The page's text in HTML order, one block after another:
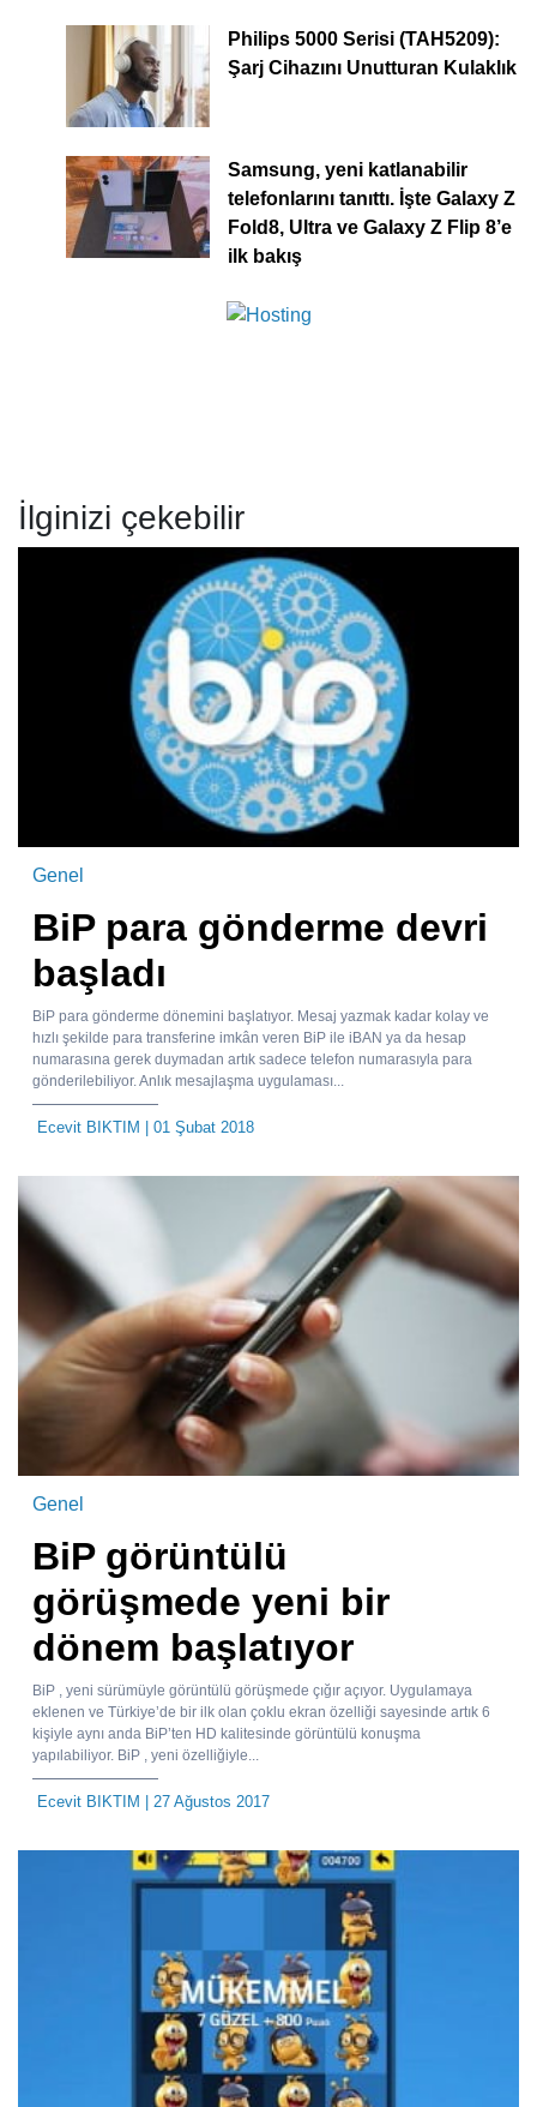
Philips 5000 Serisi (TAH5209):
Şarj Cihazını Unutturan Kulaklık
Samsung, yeni katlanabilir
telefonlarını tanıttı. İşte Galaxy Z
Fold8, Ultra ve Galaxy Z Flip 8’e
ilk bakış
İlginizi çekebilir
Genel
BiP para gönderme devri
başladı
BiP para gönderme dönemini başlatıyor. Mesaj yazmak kadar kolay ve
hızlı şekilde para transferine imkân veren BiP ile iBAN ya da hesap
numarasına gerek duymadan artık sadece telefon numarasıyla para
gönderilebiliyor. Anlık mesajlaşma uygulaması...
Ecevit BIKTIM | 01 Şubat 2018
Genel
BiP görüntülü
görüşmede yeni bir
dönem başlatıyor
BiP , yeni sürümüyle görüntülü görüşmede çığır açıyor. Uygulamaya
eklenen ve Türkiye’de bir ilk olan çoklu ekran özelliği sayesinde artık 6
kişiyle aynı anda BiP’ten HD kalitesinde görüntülü konuşma
yapılabiliyor. BiP , yeni özelliğiyle...
Ecevit BIKTIM | 27 Ağustos 2017